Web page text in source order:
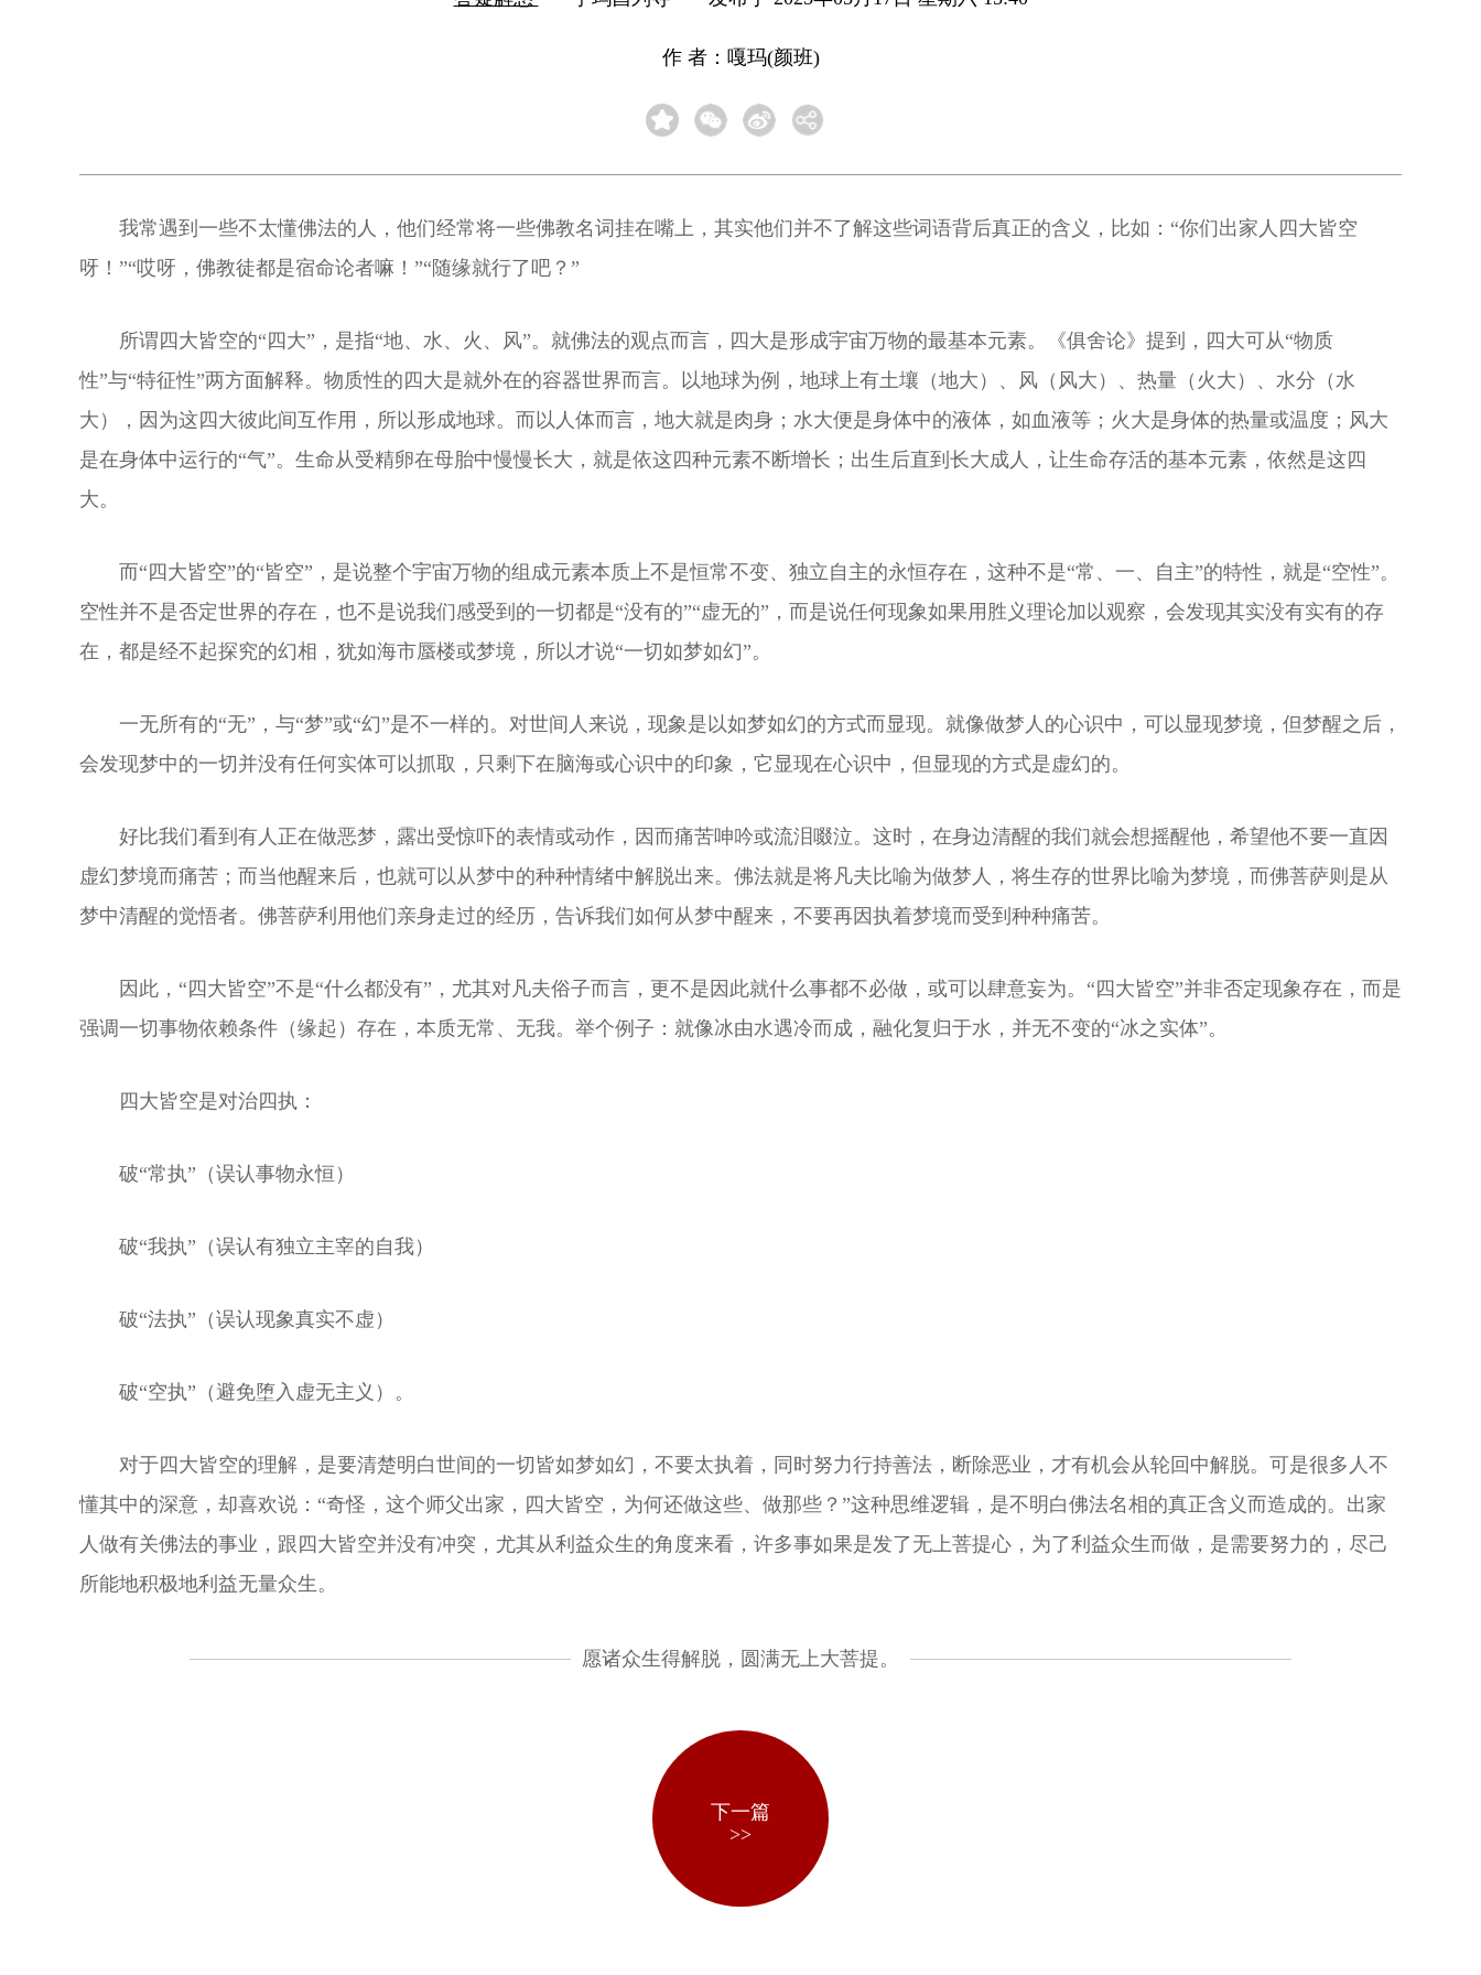
作 者：嘎玛(颜班)
我常遇到一些不太懂佛法的人，他们经常将一些佛教名词挂在嘴上，其实他们并不了解这些词语背后真正的含义，比如：“你们出家人四大皆空
呀！”“哎呀，佛教徒都是宿命论者嘛！”“随缘就行了吧？”
所谓四大皆空的“四大”，是指“地、水、火、风”。就佛法的观点而言，四大是形成宇宙万物的最基本元素。《俱舍论》提到，四大可从“物质
性”与“特征性”两方面解释。物质性的四大是就外在的容器世界而言。以地球为例，地球上有土壤（地大）、风（风大）、热量（火大）、水分（水
大），因为这四大彼此间互作用，所以形成地球。而以人体而言，地大就是肉身；水大便是身体中的液体，如血液等；火大是身体的热量或温度；风大
是在身体中运行的“气”。生命从受精卵在母胎中慢慢长大，就是依这四种元素不断增长；出生后直到长大成人，让生命存活的基本元素，依然是这四
大。
而“四大皆空”的“皆空”，是说整个宇宙万物的组成元素本质上不是恒常不变、独立自主的永恒存在，这种不是“常、一、自主”的特性，就是“空性”。
空性并不是否定世界的存在，也不是说我们感受到的一切都是“没有的”“虚无的”，而是说任何现象如果用胜义理论加以观察，会发现其实没有实有的存
在，都是经不起探究的幻相，犹如海市蜃楼或梦境，所以才说“一切如梦如幻”。
一无所有的“无”，与“梦”或“幻”是不一样的。对世间人来说，现象是以如梦如幻的方式而显现。就像做梦人的心识中，可以显现梦境，但梦醒之后，
会发现梦中的一切并没有任何实体可以抓取，只剩下在脑海或心识中的印象，它显现在心识中，但显现的方式是虚幻的。
好比我们看到有人正在做恶梦，露出受惊吓的表情或动作，因而痛苦呻吟或流泪啜泣。这时，在身边清醒的我们就会想摇醒他，希望他不要一直因
虚幻梦境而痛苦；而当他醒来后，也就可以从梦中的种种情绪中解脱出来。佛法就是将凡夫比喻为做梦人，将生存的世界比喻为梦境，而佛菩萨则是从
梦中清醒的觉悟者。佛菩萨利用他们亲身走过的经历，告诉我们如何从梦中醒来，不要再因执着梦境而受到种种痛苦。
因此，“四大皆空”不是“什么都没有”，尤其对凡夫俗子而言，更不是因此就什么事都不必做，或可以肆意妄为。“四大皆空”并非否定现象存在，而是
强调一切事物依赖条件（缘起）存在，本质无常、无我。举个例子：就像冰由水遇冷而成，融化复归于水，并无不变的“冰之实体”。
四大皆空是对治四执：
破“常执”（误认事物永恒）
破“我执”（误认有独立主宰的自我）
破“法执”（误认现象真实不虚）
破“空执”（避免堕入虚无主义）。
对于四大皆空的理解，是要清楚明白世间的一切皆如梦如幻，不要太执着，同时努力行持善法，断除恶业，才有机会从轮回中解脱。可是很多人不
懂其中的深意，却喜欢说：“奇怪，这个师父出家，四大皆空，为何还做这些、做那些？”这种思维逻辑，是不明白佛法名相的真正含义而造成的。出家
人做有关佛法的事业，跟四大皆空并没有冲突，尤其从利益众生的角度来看，许多事如果是发了无上菩提心，为了利益众生而做，是需要努力的，尽己
所能地积极地利益无量众生。
愿诸众生得解脱，圆满无上大菩提。
下一篇
>>